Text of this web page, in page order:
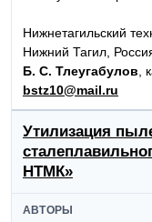
Нижнетагильский
Нижний Тагил,
Б. С. Тлеугабулов ,
bstz10@mail.ru
Утилизация
НТМК»
АВТОРЫ